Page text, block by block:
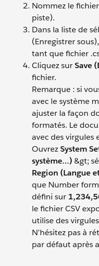
Nommez le fichier
piste).
Dans la liste de
(Enregistrer
tant que fichier
Cliquez surSave
fichier.
Remarque : si
avec le système
ajuster la façon
formatés. Le
avec des virgules
OuvrezSystem
système…)&gt;
Region (Langue
que Number
défini sur
le fichier CSV
utilise des
N’hésitez pas à
par défaut après